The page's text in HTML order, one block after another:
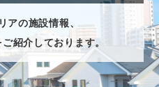
アの施設情報、
紹介しております。